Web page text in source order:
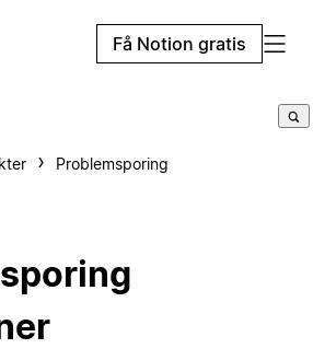
Få Notion gratis
Problemsporing